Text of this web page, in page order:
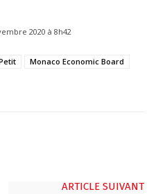
2020 à 8h42
Monaco Economic Board
ARTICLE SUIVANT